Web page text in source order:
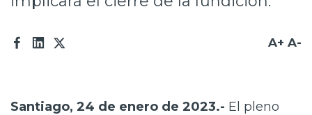
A+ A-
Santiago, 24 de enero de 2023.- El pleno